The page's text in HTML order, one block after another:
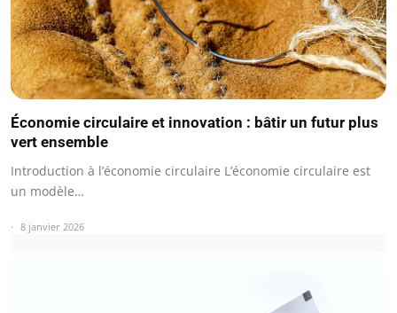
Économie circulaire et innovation : bâtir un futur plus
vert ensemble
Introduction à l’économie circulaire L’économie circulaire est
un modèle…
8 janvier 2026